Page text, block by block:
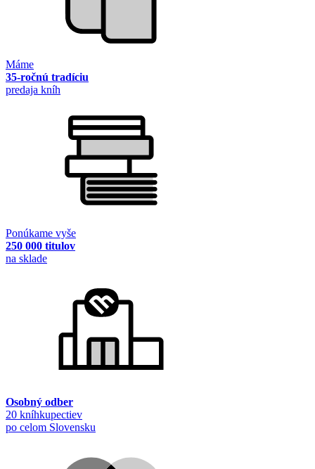
Máme
35-ročnú tradíciu
predaja kníh
Ponúkame vyše
250 000 titulov
na sklade
Osobný odber
20 kníhkupectiev
po celom Slovensku